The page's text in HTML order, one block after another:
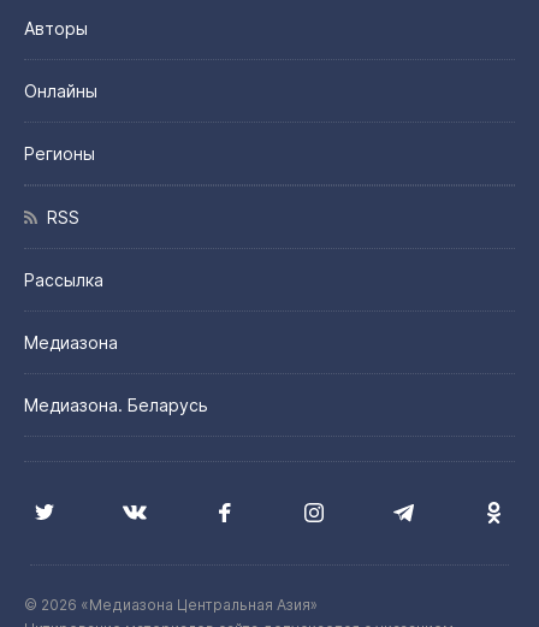
Авторы
Онлайны
Регионы
RSS
Рассылка
Медиазона
Медиазона. Беларусь
© 2026 «Медиазона Центральная Азия»